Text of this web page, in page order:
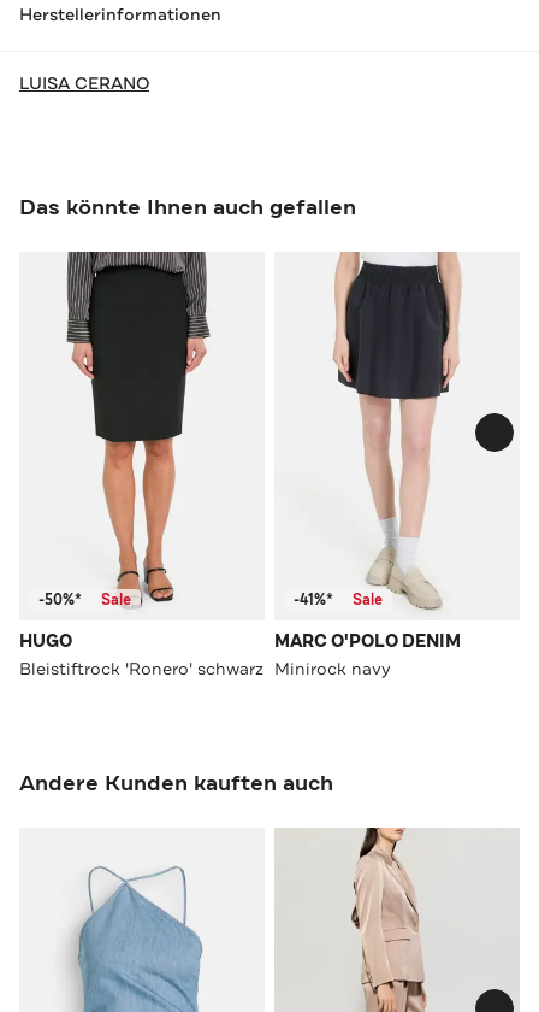
Herstellerinformationen
LUISA CERANO
Das könnte Ihnen auch gefallen
-50%* Sale
HUGO
Bleistiftrock 'Ronero' schwarz
-41%* Sale
MARC O'POLO DENIM
Minirock navy
Andere Kunden kauften auch